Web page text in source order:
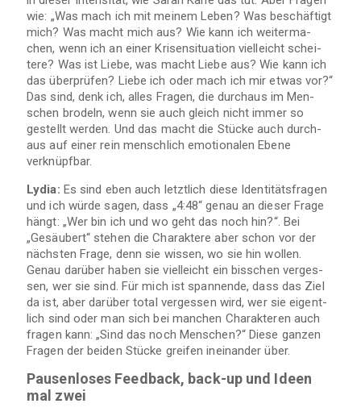
wie: „Was mach ich mit mei­nem Leben? Was beschäf­tigt
mich? Was macht mich aus? Wie kann ich wei­ter­ma­
chen, wenn ich an einer Kri­sen­si­tua­tion viel­leicht schei­
tere? Was ist Liebe, was macht Liebe aus? Wie kann ich
das über­prü­fen? Liebe ich oder mach ich mir etwas vor?“
Das sind, denk ich, alles Fra­gen, die durch­aus im Men­
schen bro­deln, wenn sie auch gleich nicht immer so
gestellt wer­den. Und das macht die Stü­cke auch durch­
aus auf einer rein mensch­lich emo­tio­na­len Ebene
verknüpfbar.
Lydia: Es sind eben auch letzt­lich diese Iden­ti­täts­fra­gen
und ich würde sagen, dass „4:48“ genau an die­ser Frage
hängt: „Wer bin ich und wo geht das noch hin?“. Bei
„Gesäu­bert“ ste­hen die Cha­rak­tere aber schon vor der
nächs­ten Frage, denn sie wis­sen, wo sie hin wol­len.
Genau dar­über haben sie viel­leicht ein biss­chen ver­ges­
sen, wer sie sind. Für mich ist span­nende, dass das Ziel
da ist, aber dar­über total ver­ges­sen wird, wer sie eigent­
lich sind oder man sich bei man­chen Cha­rak­te­ren auch
fra­gen kann: „Sind das noch Men­schen?“ Diese gan­zen
Fra­gen der bei­den Stü­cke grei­fen inein­an­der über.
Pau­sen­lo­ses Feed­back, back-up und Ideen
mal zwei